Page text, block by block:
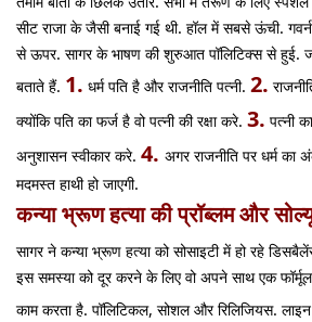
सीट राजा के जैसी बनाई गई थी. हॉल में सबसे ऊंची.
से ऊपर. सागर के भाषण की शुरुआत पॉलिटिक्स से हुई. जो
बताते हैं. 1. धर्म पति है और राजनीति पत्नी. 2.
क्योंकि पति का फर्ज है वो पत्नी की रक्षा करे. 3. पत्नी
अनुशासन स्वीकार करे. 4. अगर राजनीति पर धर्म का
मदमस्त हाथी हो जाएगी.
कन्या भ्रूण हत्या की प्रॉब्लम और
सागर ने कन्या भ्रूण हत्या को सोसाइटी में हो रहे
इस समस्या को दूर करने के लिए वो अपने साथ एक
काम करता है. पॉलिटिकल, सोशल और रिलिजियस.